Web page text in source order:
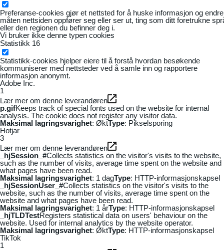
Preferanse-cookies gjør et nettsted for å huske informasjon og
måten nettsiden oppfører seg eller ser ut, ting som ditt foretrukne
eller den regionen du befinner deg i.
Vi bruker ikke denne typen cookies
Statistikk 16
Statistikk-cookies hjelper eiere til å forstå hvordan besøkende
kommuniserer med nettsteder ved å samle inn og rapportere
informasjon anonymt.
Adobe Inc.
1
Lær mer om denne leverandøren
p.gifKeeps track of special fonts used on the website for internal
analysis. The cookie does not register any visitor data.
Maksimal lagringsvarighet: ØktType: Pikselsporing
Hotjar
3
Lær mer om denne leverandøren
_hjSession_#Collects statistics on the visitor's visits to the website,
such as the number of visits, average time spent on the website and
what pages have been read.
Maksimal lagringsvarighet: 1 dagType: HTTP-informasjonskapsel
_hjSessionUser_#Collects statistics on the visitor's visits to the
website, such as the number of visits, average time spent on the
website and what pages have been read.
Maksimal lagringsvarighet: 1 årType: HTTP-informasjonskapsel
_hjTLDTestRegisters statistical data on users' behaviour on the
website. Used for internal analytics by the website operator.
Maksimal lagringsvarighet: ØktType: HTTP-informasjonskapsel
TikTok
1